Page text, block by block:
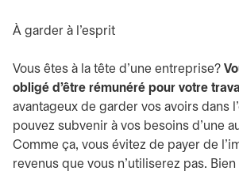
À garder à l’esprit
Vous êtes à la tête d’une entreprise?
obligé d’être rémunéré pour votre
avantageux de garder vos avoirs dans
pouvez subvenir à vos besoins d’une
Comme ça, vous évitez de payer de
revenus que vous n’utiliserez pas. Bien